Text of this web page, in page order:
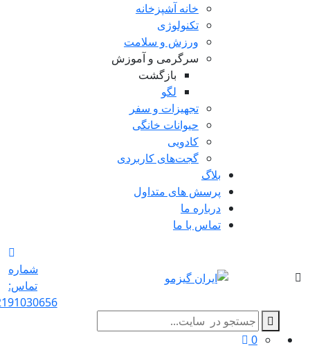
خانه آشپزخانه
تکنولوژی
ورزش و سلامت
سرگرمی و آموزش
بازگشت
لگو
تجهیزات و سفر
حیوانات خانگی
کادویی
گجت‌های کاربردی
بلاگ
پرسش های متداول
درباره ما
تماس با ما
شماره
تماس:
0